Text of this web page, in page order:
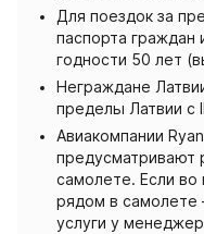
Для поездок за
паспорта граждан
годности 50 лет
Неграждане
пределы Латвии с
Авиакомпании
предусматривают
самолете. Если во
рядом в самолете
услуги у